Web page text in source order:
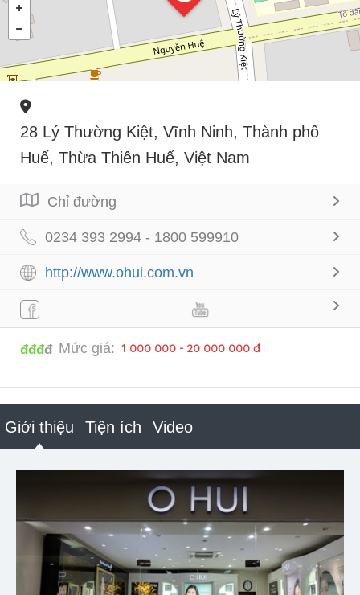
28 Lý Thường Kiệt, Vĩnh Ninh, Thành phố
Huế, Thừa Thiên Huế, Việt Nam
Chỉ đường
0234 393 2994 - 1800 599910
http://www.ohui.com.vn
đđđđ Mức giá: 1 000 000 - 20 000 000 đ
Giới thiệu Tiện ích Video